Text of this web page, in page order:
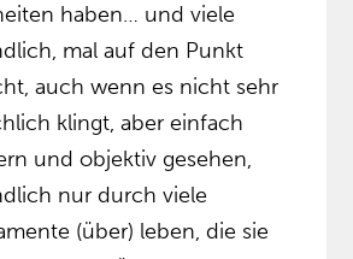
haben… und viele
mal auf den Punkt
auch wenn es nicht sehr
klingt, aber einfach
und objektiv gesehen,
nur durch viele
(über) leben, die sie